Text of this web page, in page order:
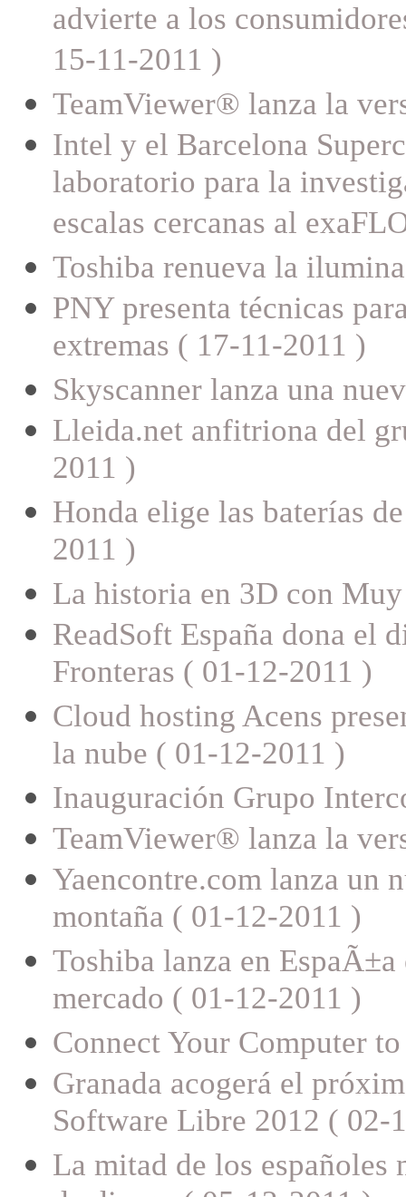
advierte a los
15-11-2011 )
TeamViewer® lanza la
Intel y el Barcelona
laboratorio para la
escalas cercanas al
Toshiba renueva la
PNY presenta técnicas
extremas ( 17-11-2011 )
Skyscanner lanza una
Lleida.net anfitriona del
2011 )
Honda elige las baterías
2011 )
La historia en 3D con
ReadSoft España dona el
Fronteras ( 01-12-2011 )
Cloud hosting Acens
la nube ( 01-12-2011 )
Inauguración Grupo
TeamViewer® lanza la
Yaencontre.com lanza un
montaña ( 01-12-2011 )
Toshiba lanza en
mercado ( 01-12-2011 )
Connect Your Computer
Granada acogerá el
Software Libre 2012 ( 02-
La mitad de los españoles